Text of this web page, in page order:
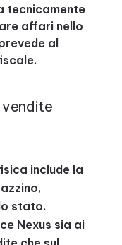
tecnicamente
affari nello
al
vendite
include la
stato.
Nexus sia ai